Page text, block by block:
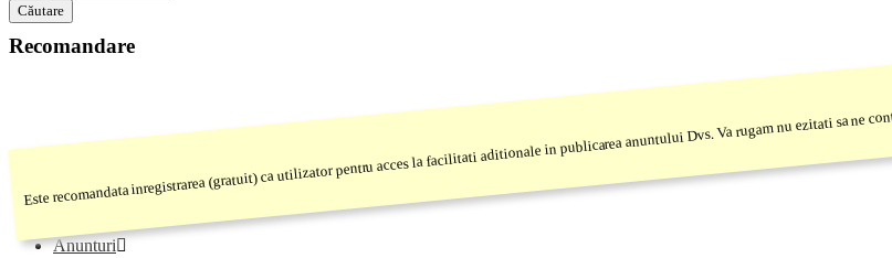
Căutare
Recomandare
Este recomandata inregistrarea (gratuit) ca utilizator pentru acces la facilitati aditionale in publicarea anuntului Dvs. Va rugam nu ezitati sa
Sunteți aici:
Anunturi